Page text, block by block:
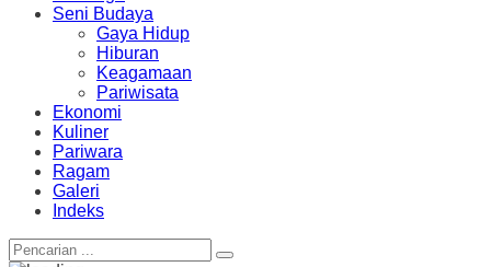
Seni Budaya
Gaya Hidup
Hiburan
Keagamaan
Pariwisata
Ekonomi
Kuliner
Pariwara
Ragam
Galeri
Indeks